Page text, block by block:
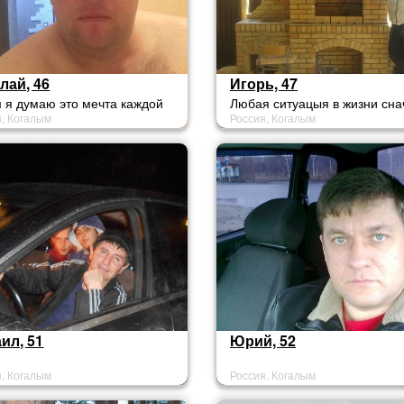
46
думаю это мечта каждой
Когалым
Игорь, 47
Любая ситуацыя в жизни
кажется безвыходной
Россия, Когалым
51
Когалым
Юрий, 52
Россия, Когалым